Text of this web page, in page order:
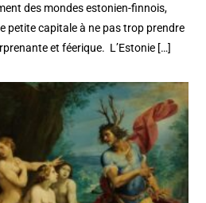
des mondes estonien-finnois,
petite capitale à ne pas trop prendre
et féerique. L’Estonie […]